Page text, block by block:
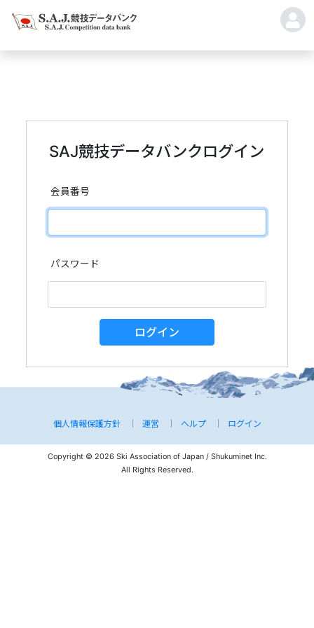
SAJ競技データバンクログイン
会員番号
パスワード
ログイン
個人情報保護方針 運営 ヘルプ ログイン
Copyright © 2026 Ski Association of Japan / Shukuminet Inc.
All Rights Reserved.